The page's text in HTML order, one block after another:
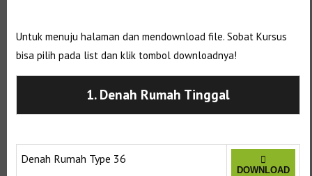
Untuk menuju halaman dan mendownload file. Sobat Kursus
bisa pilih pada list dan klik tombol downloadnya!
1. Denah Rumah Tinggal
Denah Rumah Type 36
DOWNLOAD